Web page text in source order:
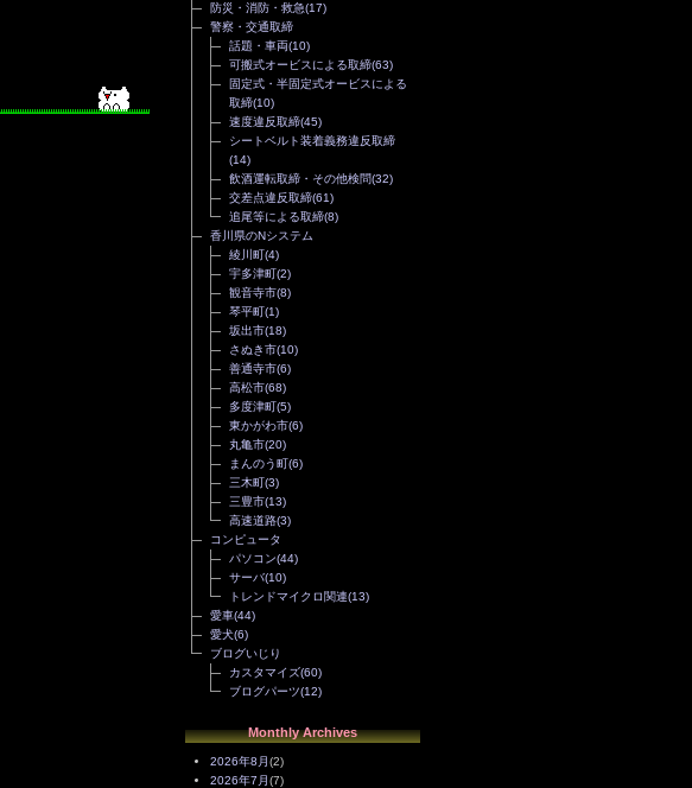
防災・消防・救急(17)
警察・交通取締
話題・車両(10)
可搬式オービスによる取締(63)
固定式・半固定式オービスによる
取締(10)
速度違反取締(45)
シートベルト装着義務違反取締
(14)
飲酒運転取締・その他検問(32)
交差点違反取締(61)
追尾等による取締(8)
香川県のNシステム
綾川町(4)
宇多津町(2)
観音寺市(8)
琴平町(1)
坂出市(18)
さぬき市(10)
善通寺市(6)
高松市(68)
多度津町(5)
東かがわ市(6)
丸亀市(20)
まんのう町(6)
三木町(3)
三豊市(13)
高速道路(3)
コンピュータ
パソコン(44)
サーバ(10)
トレンドマイクロ関連(13)
愛車(44)
愛犬(6)
ブログいじり
カスタマイズ(60)
ブログパーツ(12)
Monthly Archives
2026年8月(2)
2026年7月(7)